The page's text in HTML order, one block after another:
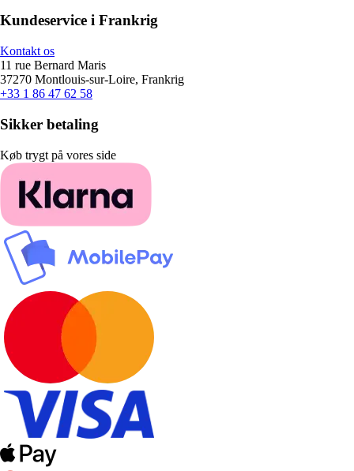
Kundeservice i Frankrig
Kontakt os
11 rue Bernard Maris
37270 Montlouis-sur-Loire, Frankrig
+33 1 86 47 62 58
Sikker betaling
Køb trygt på vores side